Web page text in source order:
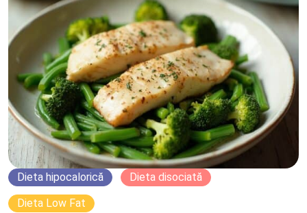
Dieta hipocalorică
Dieta disociată
Dieta Low Fat